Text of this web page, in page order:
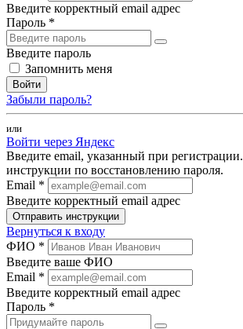
Введите корректный email адрес
Пароль *
Введите пароль
Запомнить меня
Войти
Забыли пароль?
или
Войти через Яндекс
Введите email, указанный при
инструкции по восстановлению пароля.
Email *
Введите корректный email адрес
Отправить инструкции
Вернуться к входу
ФИО *
Введите ваше ФИО
Email *
Введите корректный email адрес
Пароль *